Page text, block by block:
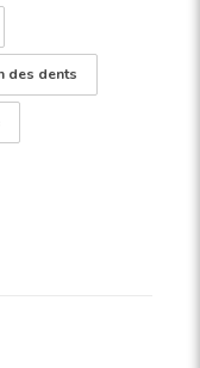
des dents